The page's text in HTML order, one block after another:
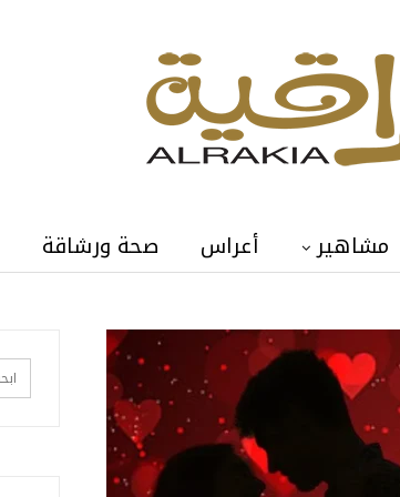
مشاهير أعراس صحة ورشاقة